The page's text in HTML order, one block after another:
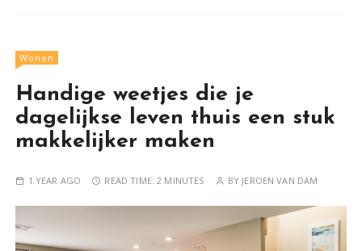
Wonen
Handige weetjes die je
dagelijkse leven thuis een stuk
makkelijker maken
1 YEAR AGO READ TIME:2 MINUTES BY JEROEN VAN DAM